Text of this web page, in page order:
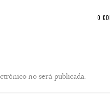
0
no será publicada.